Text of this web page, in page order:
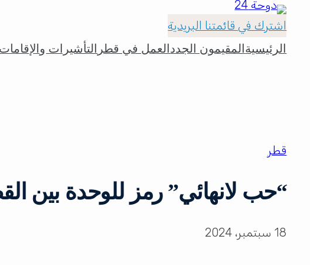
اشترك في قائمتنا البريدية
الرئيسية المقيمون الجدد العمل في قطر التأشيرات والإقامات
قطر
“حب لانهائي” رمز للوحدة بين
18 سبتمبر، 2024